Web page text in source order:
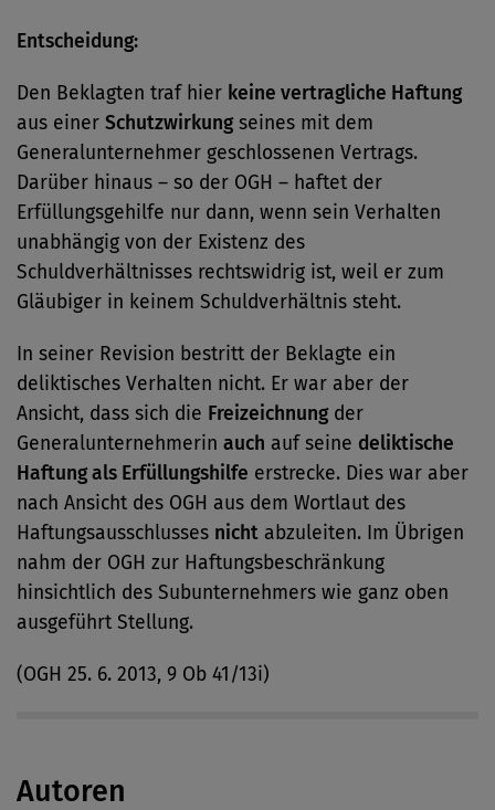
Entscheidung:
Den Beklagten traf hier keine vertragliche Haftung
aus einer Schutzwirkungseines mit dem
Generalunternehmer geschlossenen Vertrags.
Darüber hinaus – so der OGH – haftet der
Erfüllungsgehilfe nur dann, wenn sein Verhalten
unabhängig von der Existenz des
Schuldverhältnisses rechtswidrig ist, weil er zum
Gläubiger in keinem Schuldverhältnis steht.
In seiner Revision bestritt der Beklagte ein
deliktisches Verhalten nicht. Er war aber der
Ansicht, dass sich die Freizeichnungder
Generalunternehmerin auch auf seine deliktische
Haftung als Erfüllungshilfe erstrecke. Dies war aber
nach Ansicht des OGH aus dem Wortlaut des
Haftungsausschlusses nicht abzuleiten. Im Übrigen
nahm der OGH zur Haftungsbeschränkung
hinsichtlich des Subunternehmers wie ganz oben
ausgeführt Stellung.
(OGH 25. 6. 2013, 9 Ob 41/13i)
Autoren